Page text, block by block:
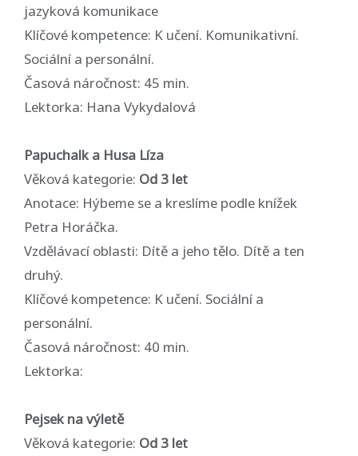
jazyková komunikace
Klíčové kompetence: K učení. Komunikativní.
Sociální a personální.
Časová náročnost: 45 min.
Lektorka: Hana Vykydalová
Papuchalk a Husa Líza
Věková kategorie: Od 3 let
Anotace: Hýbeme se a kreslíme podle knížek
Petra Horáčka.
Vzdělávací oblasti: Dítě a jeho tělo. Dítě a ten
druhý.
Klíčové kompetence: K učení. Sociální a
personální.
Časová náročnost: 40 min.
Lektorka:
Pejsek na výletě
Věková kategorie: Od 3 let